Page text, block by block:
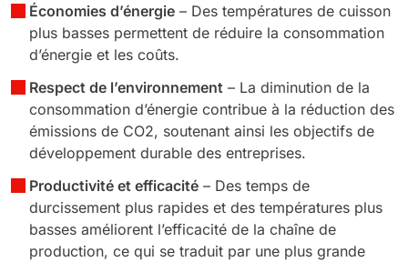
Économies d’énergie – Des températures de cuisson
plus basses permettent de réduire la consommation
d’énergie et les coûts.
Respect de l’environnement – La diminution de la
consommation d’énergie contribue à la réduction des
émissions de CO2, soutenant ainsi les objectifs de
développement durable des entreprises.
Productivité et efficacité – Des temps de
durcissement plus rapides et des températures plus
basses améliorent l’efficacité de la chaîne de
production, ce qui se traduit par une plus grande